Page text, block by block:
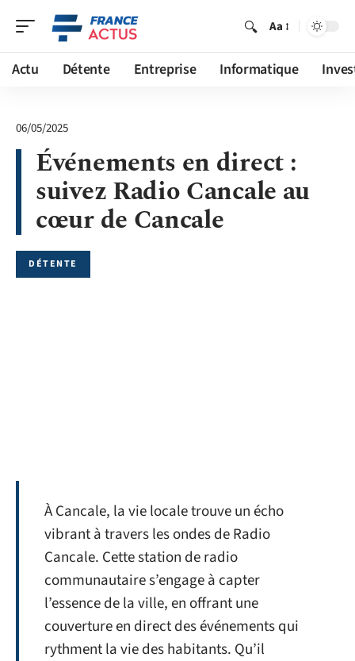
Aa
Actu Détente Entreprise Informatique
06/05/2025
Événements en direct :
suivez Radio Cancale au
cœur de Cancale
DÉTENTE
À Cancale, la vie locale trouve un écho
vibrant à travers les ondes de Radio
Cancale. Cette station de radio
communautaire s’engage à capter
l’essence de la ville, en offrant une
couverture en direct des événements qui
rythment la vie des habitants. Qu’il